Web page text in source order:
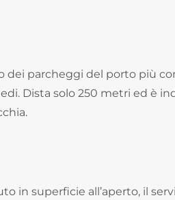
parcheggi del porto più
Dista solo 250 metri ed è
in superficie all’aperto, il